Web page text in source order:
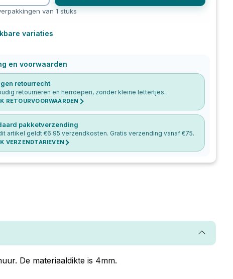
van 1 stuks
variaties
en voorwaarden
retourrecht
retourneren en herroepen, zonder kleine lettertjes.
RETOURVOORWAARDEN
pakketverzending
artikel geldt €6.95 verzendkosten. Gratis verzending vanaf €75.
VERZENDTARIEVEN
De materiaaldikte is 4mm.